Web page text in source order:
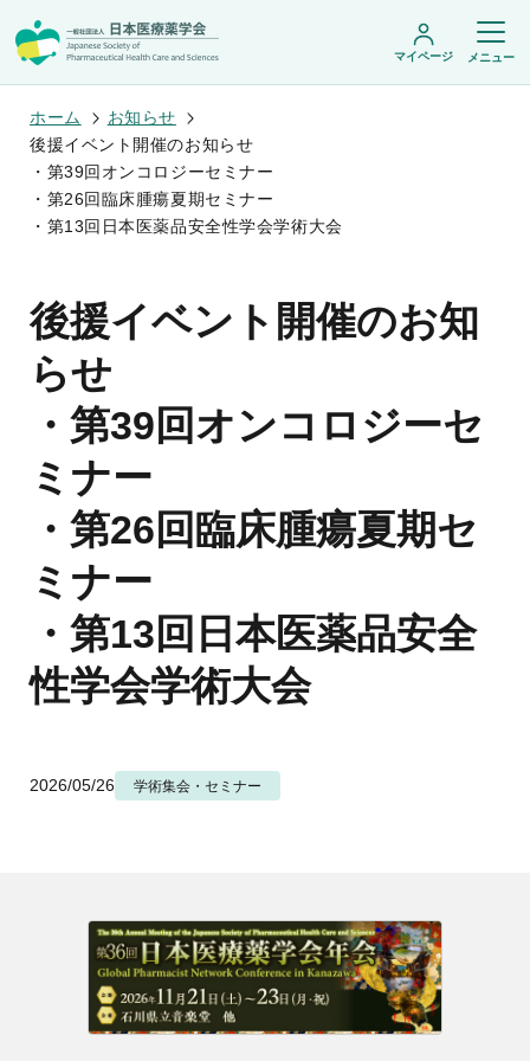
日本医療薬学会について
日本医療薬学会についてトップ
沿革・あゆみ
組織・名簿
委員会
規程・細則
情報公開
学会概要
薬剤師業務に関する情報提供
開催予定のイベント一覧
年会
医療薬学公開シンポジウム
フレッシャーズ・カンファランス
臨床研究セミナー
薬物療法集中講義
がん専門薬剤師集中教育講座
がん専門薬剤師全体会議
がん専門薬剤師アドバンスト研修会
症例関連セミナー
その他の主催イベント
共催・後援イベント
学術誌・書籍
医療薬学
JPHCS（英文誌）
出版書籍
専門薬剤師制度
専門薬剤師制度トップ
医療薬学専門薬剤師制度
がん専門薬剤師制度
薬物療法専門薬剤師制度
地域薬学ケア専門薬剤師制度
調査研究・学会賞・海外研修
調査研究
学会賞
海外研修
他団体との連携協力
他団体との連携協力トップ
イベントの共催・後援
連携協力団体からのお知らせ
会員専用ページ
会員限定情報
マイページ
入会・各種手続き
English
マイページ メニュー
ホーム
お知らせ
後援イベント開催のお知らせ
・第39回オンコロジーセミナー
・第26回臨床腫瘍夏期セミナー
・第13回日本医薬品安全性学会学術大会
後援イベント開催のお知
らせ
・第39回オンコロジーセ
ミナー
・第26回臨床腫瘍夏期セ
ミナー
・第13回日本医薬品安全
性学会学術大会
2026/05/26 学術集会・セミナー